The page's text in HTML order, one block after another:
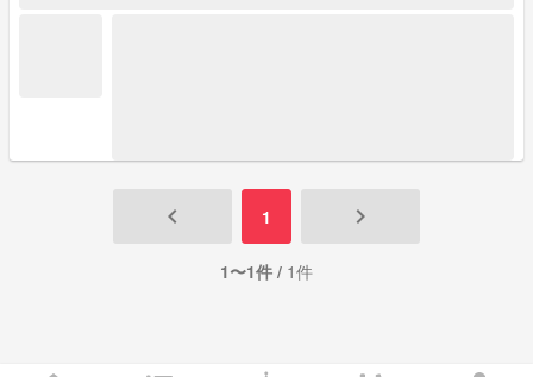
keyboard_arrow_left 1 keyboard_arrow_right
1〜1件 / 1件